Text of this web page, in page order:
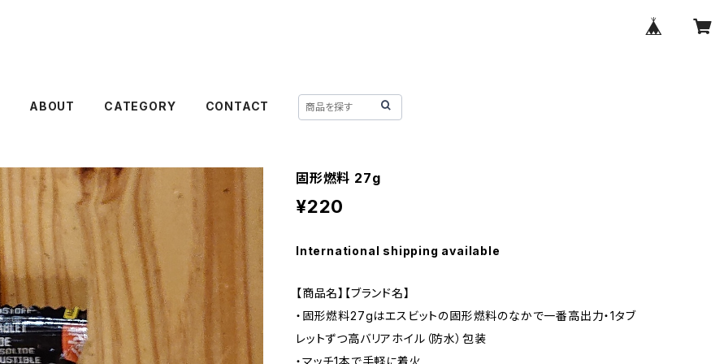
ABOUT CATEGORY CONTACT
固形燃料 27g
¥220
International shipping available
【商品名】【ブランド名】
・固形燃料27gはエスビットの固形燃料のなかで一番高出力・1タブ
レットずつ高バリアホイル（防水）包装
・マッチ1本で手軽に着火